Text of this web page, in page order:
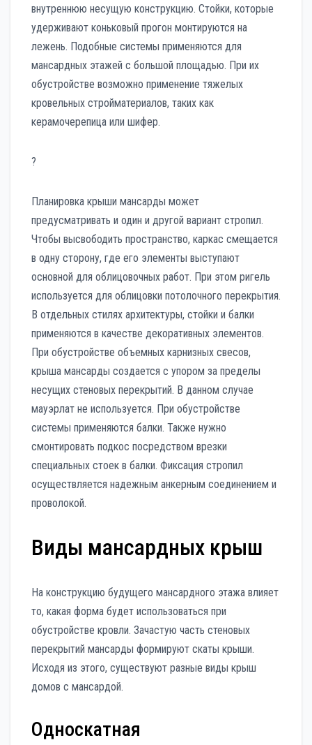
внутреннюю несущую конструкцию. Стойки, которые
удерживают коньковый прогон монтируются на
лежень. Подобные системы применяются для
мансардных этажей с большой площадью. При их
обустройстве возможно применение тяжелых
кровельных стройматериалов, таких как
керамочерепица или шифер.
?
Планировка крыши мансарды может
предусматривать и один и другой вариант стропил.
Чтобы высвободить пространство, каркас смещается
в одну сторону, где его элементы выступают
основной для облицовочных работ. При этом ригель
используется для облицовки потолочного перекрытия.
В отдельных стилях архитектуры, стойки и балки
применяются в качестве декоративных элементов.
При обустройстве объемных карнизных свесов,
крыша мансарды создается с упором за пределы
несущих стеновых перекрытий. В данном случае
мауэрлат не используется. При обустройстве
системы применяются балки. Также нужно
смонтировать подкос посредством врезки
специальных стоек в балки. Фиксация стропил
осуществляется надежным анкерным соединением и
проволокой.
Виды мансардных крыш
На конструкцию будущего мансардного этажа влияет
то, какая форма будет использоваться при
обустройстве кровли. Зачастую часть стеновых
перекрытий мансарды формируют скаты крыши.
Исходя из этого, существуют разные виды крыш
домов с мансардой.
Односкатная